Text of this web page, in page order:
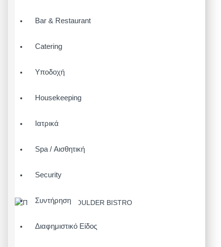
Bar & Restaurant
Catering
Υποδοχή
Housekeeping
Ιατρικά
Spa / Αισθητική
Security
Συντήρηση
Διαφημιστικό Είδος